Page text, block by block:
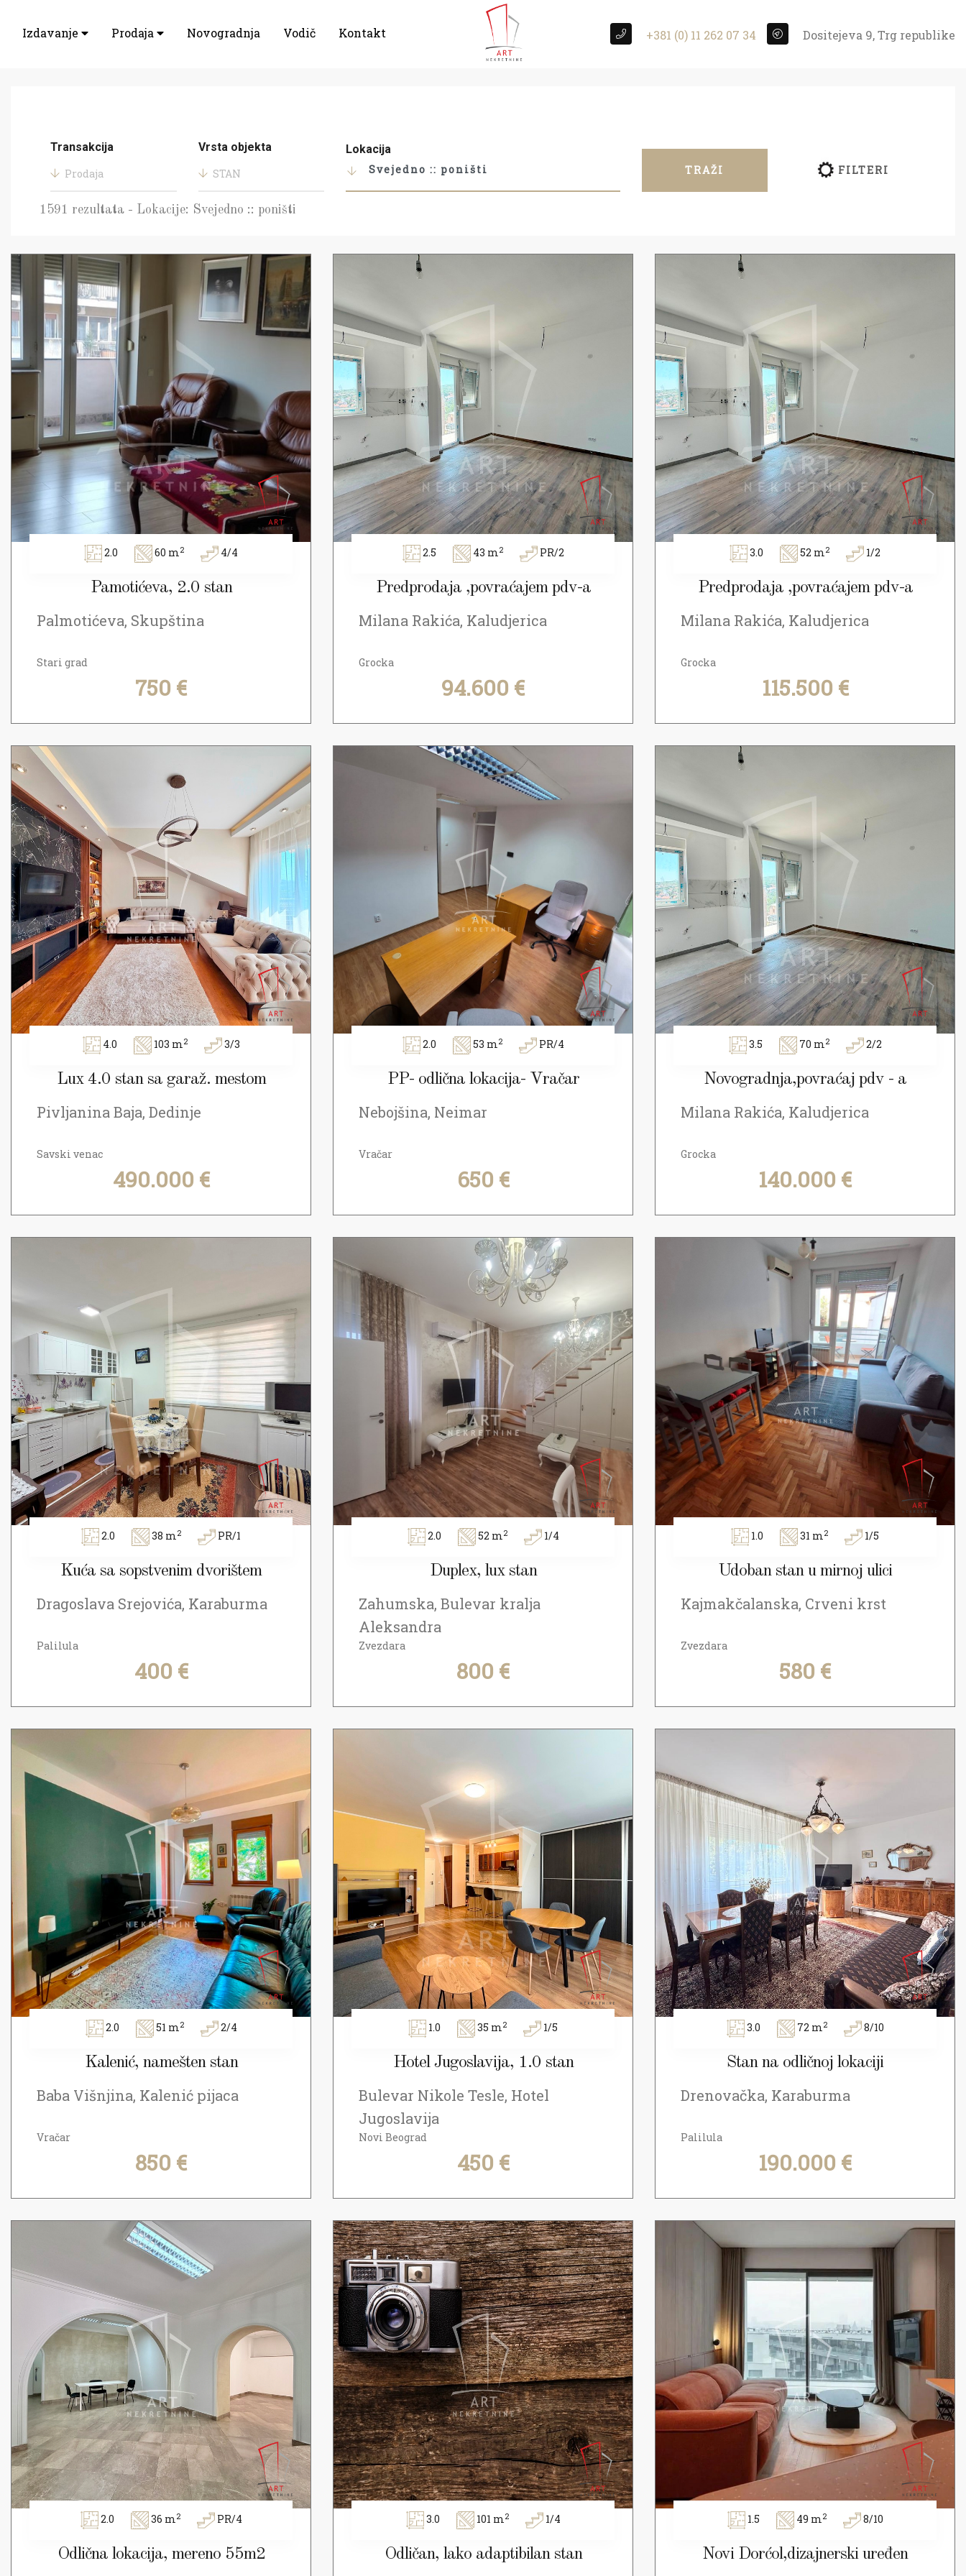
Izdavanje Prodaja Novogradnja Vodič Kontakt +381 (0) 11 262 07 34 Dositejeva 9, Trg republike
Transakcija
Prodaja
Vrsta objekta
STAN
Lokacija
Svejedno :: poništi
TRAŽI FILTERI
1591 rezultata - Lokacije: Svejedno :: poništi
2.0 60 m2 4/4
Pamotićeva, 2.0 stan
Palmotićeva, Skupština
Stari grad
750 €
2.5 43 m2 PR/2
Predprodaja ,povraćajem pdv-a
Milana Rakića, Kaludjerica
Grocka
94.600 €
3.0 52 m2 1/2
Predprodaja ,povraćajem pdv-a
Milana Rakića, Kaludjerica
Grocka
115.500 €
4.0 103 m2 3/3
Lux 4.0 stan sa garaž. mestom
Pivljanina Baja, Dedinje
Savski venac
490.000 €
2.0 53 m2 PR/4
PP- odlična lokacija- Vračar
Nebojšina, Neimar
Vračar
650 €
3.5 70 m2 2/2
Novogradnja,povraćaj pdv - a
Milana Rakića, Kaludjerica
Grocka
140.000 €
2.0 38 m2 PR/1
Kuća sa sopstvenim dvorištem
Dragoslava Srejovića, Karaburma
Palilula
400 €
2.0 52 m2 1/4
Duplex, lux stan
Zahumska, Bulevar kralja
Aleksandra
Zvezdara
800 €
1.0 31 m2 1/5
Udoban stan u mirnoj ulici
Kajmakčalanska, Crveni krst
Zvezdara
580 €
2.0 51 m2 2/4
Kalenić, namešten stan
Baba Višnjina, Kalenić pijaca
Vračar
850 €
1.0 35 m2 1/5
Hotel Jugoslavija, 1.0 stan
Bulevar Nikole Tesle, Hotel
Jugoslavija
Novi Beograd
450 €
3.0 72 m2 8/10
Stan na odličnoj lokaciji
Drenovačka, Karaburma
Palilula
190.000 €
2.0 36 m2 PR/4
Odlična lokacija, mereno 55m2
3.0 101 m2 1/4
Odličan, lako adaptibilan stan
1.5 49 m2 8/10
Novi Dorćol,dizajnerski uređen